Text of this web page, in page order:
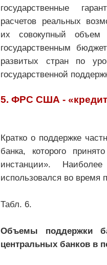
государственные
расчетов реальных
их совокупный
государственным
развитых стран по
государственной
5. ФРС США -
Кратко о поддержке
банка, которого
инстанции».
использовался во время
Табл. 6.
Объемы поддержки
центральных банков в